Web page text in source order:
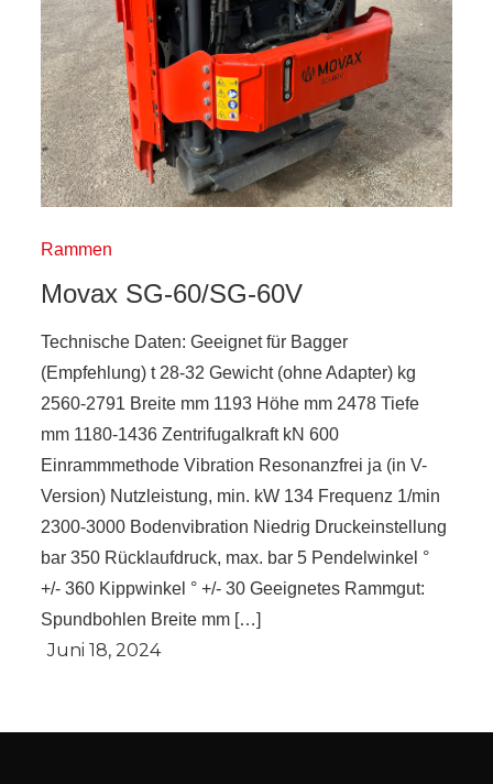
Rammen
Movax SG-60/SG-60V
Technische Daten: Geeignet für Bagger
(Empfehlung) t 28-32 Gewicht (ohne Adapter) kg
2560-2791 Breite mm 1193 Höhe mm 2478 Tiefe
mm 1180-1436 Zentrifugalkraft kN 600
Einrammmethode Vibration Resonanzfrei ja (in V-
Version) Nutzleistung, min. kW 134 Frequenz 1/min
2300-3000 Bodenvibration Niedrig Druckeinstellung
bar 350 Rücklaufdruck, max. bar 5 Pendelwinkel °
+/- 360 Kippwinkel ° +/- 30 Geeignetes Rammgut:
Spundbohlen Breite mm […]